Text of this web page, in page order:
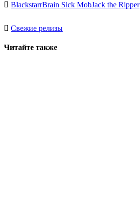
BlackstarrBrain Sick MobJack the Ripper
Свежие релизы
Читайте также